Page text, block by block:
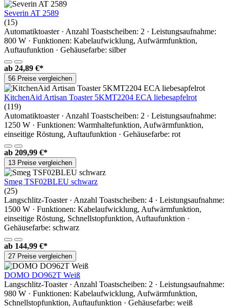
Severin AT 2589
(15)
Automatiktoaster · Anzahl Toastscheiben: 2 · Leistungsaufnahme:
800 W · Funktionen: Kabelaufwicklung, Aufwärmfunktion,
Auftaufunktion · Gehäusefarbe: silber
ab 24,89 €*
56 Preise vergleichen
KitchenAid Artisan Toaster 5KMT2204 ECA liebesapfelrot
(119)
Automatiktoaster · Anzahl Toastscheiben: 2 · Leistungsaufnahme:
1250 W · Funktionen: Warmhaltefunktion, Aufwärmfunktion,
einseitige Röstung, Auftaufunktion · Gehäusefarbe: rot
ab 209,99 €*
13 Preise vergleichen
Smeg TSF02BLEU schwarz
(25)
Langschlitz-Toaster · Anzahl Toastscheiben: 4 · Leistungsaufnahme:
1500 W · Funktionen: Kabelaufwicklung, Aufwärmfunktion,
einseitige Röstung, Schnellstopfunktion, Auftaufunktion ·
Gehäusefarbe: schwarz
ab 144,99 €*
27 Preise vergleichen
DOMO DO962T Weiß
Langschlitz-Toaster · Anzahl Toastscheiben: 2 · Leistungsaufnahme:
980 W · Funktionen: Kabelaufwicklung, Aufwärmfunktion,
Schnellstopfunktion, Auftaufunktion · Gehäusefarbe: weiß